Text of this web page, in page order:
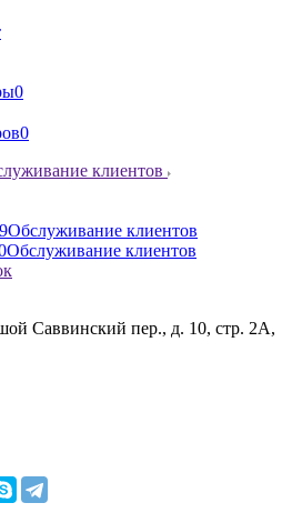
0
0
клиентов
Обслуживание клиентов
Обслуживание клиентов
Саввинский пер., д. 10, стр. 2А,